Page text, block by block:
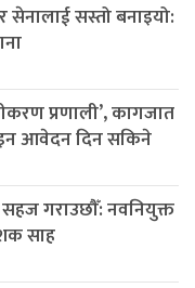
सेनालाई सस्तो बनाइयो:
प्रणाली’, कागजात
आवेदन दिन सकिने
गराउछौँ: नवनियुक्त
साह